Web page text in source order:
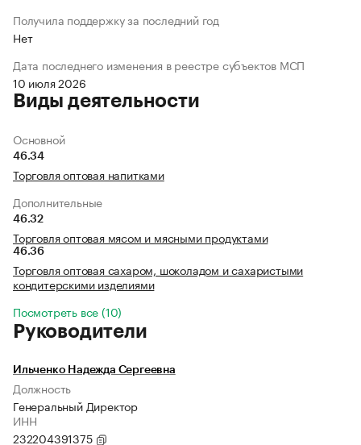
Получила поддержку за последний год
Нет
Дата последнего изменения в реестре субъектов МСП
10 июля 2026
Виды деятельности
Основной
46.34
Торговля оптовая напитками
Дополнительные
46.32
Торговля оптовая мясом и мясными продуктами
46.36
Торговля оптовая сахаром, шоколадом и сахаристыми
кондитерскими изделиями
Посмотреть все (10)
Руководители
Ильченко Надежда Сергеевна
Должность
Генеральный Директор
ИНН
232204391375